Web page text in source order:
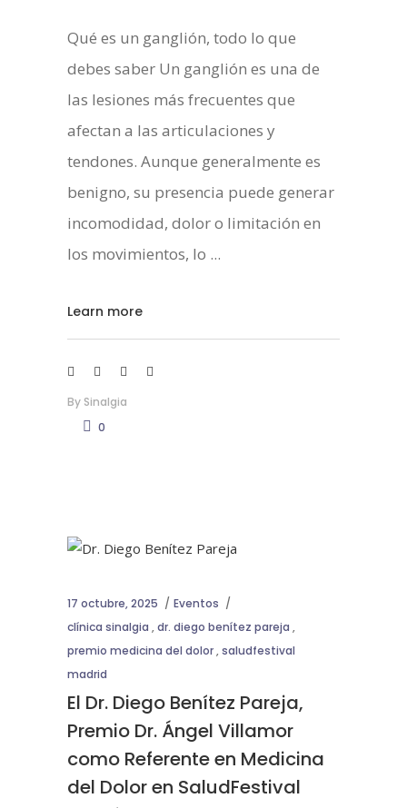
Qué es un ganglión, todo lo que
debes saber Un ganglión es una de
las lesiones más frecuentes que
afectan a las articulaciones y
tendones. Aunque generalmente es
benigno, su presencia puede generar
incomodidad, dolor o limitación en
los movimientos, lo
Learn more
By Sinalgia
0
17 octubre, 2025
Eventos
clínica sinalgia ,dr. diego benítez pareja ,
premio medicina del dolor,saludfestival
madrid
El Dr. Diego Benítez Pareja,
Premio Dr. Ángel Villamor
como Referente en Medicina
del Dolor en SaludFestival